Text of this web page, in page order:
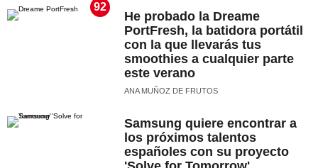
92
He probado la Dreame
PortFresh, la batidora portátil
con la que llevarás tus
smoothies a cualquier parte
este verano
ANA MUÑOZ DE FRUTOS
Samsung quiere encontrar a
los próximos talentos
españoles con su proyecto